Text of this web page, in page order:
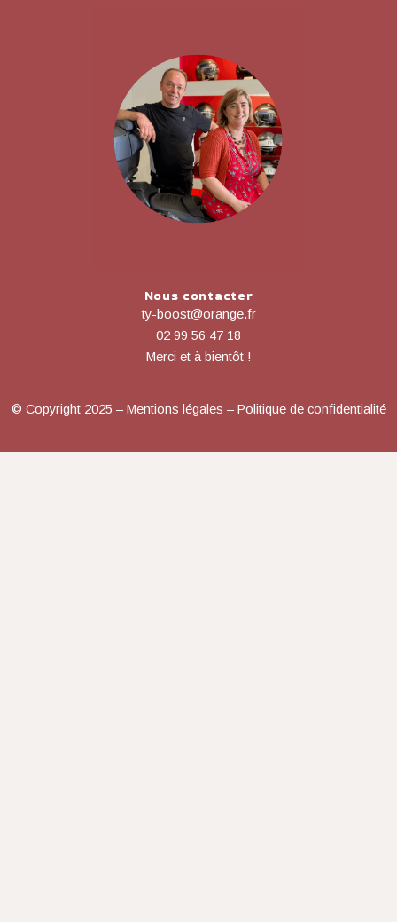
Nous contacter
ty-boost@orange.fr
02 99 56 47 18
Merci et à bientôt !
© Copyright 2025 – Mentions légales – Politique de confidentialité